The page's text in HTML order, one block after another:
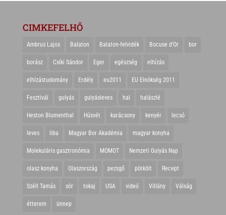
CIMKEFELHŐ
Ambrus Lajos Balaton Balaton-felvidék Bocuse d'Or bor
borász Csíki Sándor Eger egészség elhízás
elhízástudomány Erdély eu2011 EU Elnökség 2011
Fesztivál gulyás gulyásleves hal halászlé
Heston Blumenthal Húsvét karácsony kenyér lecsó
leves liba Magyar Bor Akadémia magyar konyha
Molekuláris gasztronómia MOMOT Nemzeti Gulyás Nap
olasz konyha Olaszország pezsgő pörkölt Recept
Széll Tamás sör tokaj USA videó Villány Válság
étterem ünnep